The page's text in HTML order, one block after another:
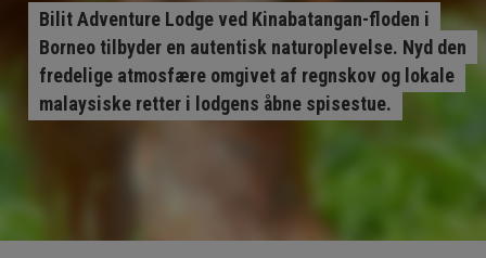
Bilit Adventure Lodge ved Kinabatangan-floden i
Borneo tilbyder en autentisk naturoplevelse. Nyd den
fredelige atmosfære omgivet af regnskov og lokale
malaysiske retter i lodgens åbne spisestue.